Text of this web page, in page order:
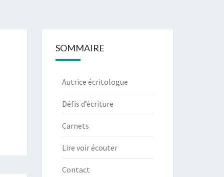
SOMMAIRE
Autrice écritologue
Défis d’écriture
Carnets
Lire voir écouter
Contact